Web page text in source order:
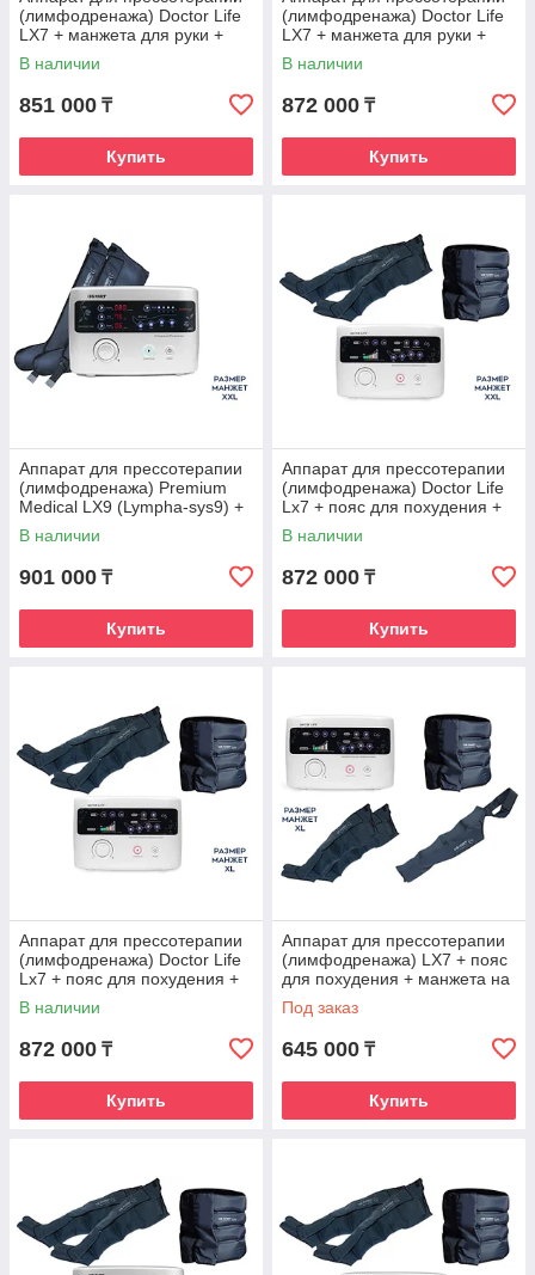
(лимфодренажа) Doctor Life
LX7 + манжета для руки +
манжеты на ноги (XL)
В наличии
851 000 ₸
Купить
(лимфодренажа) Doctor Life
LX7 + манжета для руки +
манжеты на ноги (ХХL)
В наличии
872 000 ₸
Купить
Аппарат для прессотерапии
(лимфодренажа) Premium
Medical LX9 (Lympha-sys9) +
манжеты для ног (XXL)
В наличии
901 000 ₸
Купить
Аппарат для прессотерапии
(лимфодренажа) Doctor Life
Lx7 + пояс для похудения +
манжеты на ноги (XXL)
В наличии
872 000 ₸
Купить
Аппарат для прессотерапии
(лимфодренажа) Doctor Life
Lx7 + пояс для похудения +
манжеты на ноги (XL)
В наличии
872 000 ₸
Купить
Аппарат для прессотерапии
(лимфодренажа) LХ7 + пояс
для похудения + манжета на
руку + манжеты на ноги (XL)
Под заказ
645 000 ₸
Купить